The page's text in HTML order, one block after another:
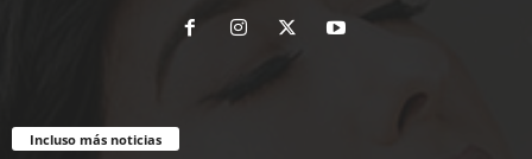
Incluso más noticias